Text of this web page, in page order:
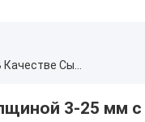
3-25 мм с